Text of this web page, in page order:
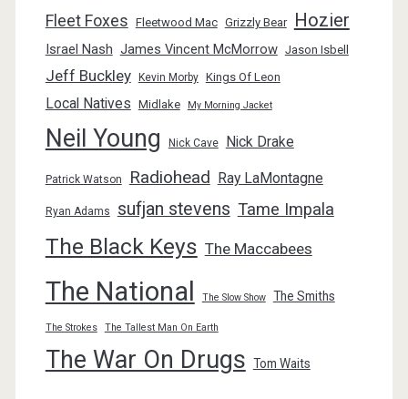
Fleet Foxes Fleetwood Mac Grizzly Bear Hozier
Israel Nash James Vincent McMorrow Jason Isbell
Jeff Buckley Kevin Morby Kings Of Leon
Local Natives Midlake My Morning Jacket
Neil Young Nick Cave Nick Drake
Patrick Watson Radiohead Ray LaMontagne
Ryan Adams sufjan stevens Tame Impala
The Black Keys The Maccabees
The National The Slow Show The Smiths
The Strokes The Tallest Man On Earth
The War On Drugs Tom Waits